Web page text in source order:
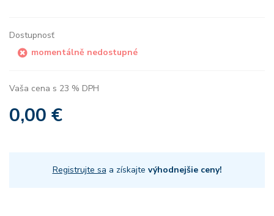
Dostupnosť
momentálně nedostupné
Vaša cena s 23 % DPH
0,00 €
Registrujte sa a získajte výhodnejšie ceny!